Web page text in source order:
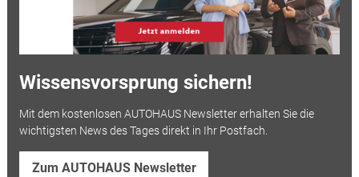
Wissensvorsprung sichern!
Mit dem kostenlosen AUTOHAUS Newsletter erhalten Sie die
wichtigsten News des Tages direkt in Ihr Postfach.
Zum AUTOHAUS Newsletter